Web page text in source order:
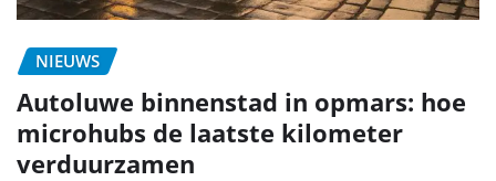
NIEUWS
Autoluwe binnenstad in opmars: hoe
microhubs de laatste kilometer
verduurzamen